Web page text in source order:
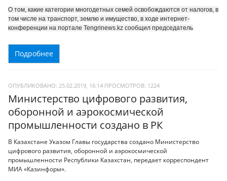
О том, какие категории многодетных семей освобождаются от налогов, в
том числе на транспорт, землю и имущество, в ходе интернет-
конференции на портале Tengrinews.kz сообщил председатель
Подробнее
ОПУБЛИКОВАНО: 25.02.2019, 16:14 ПРОСМОТРОВ: 1224
Министерство цифрового развития,
оборонной и аэрокосмической
промышленности создано в РК
В Казахстане Указом Главы государства создано Министерство
цифрового развития, оборонной и аэрокосмической
промышленности Республики Казахстан, передает корреспондент
МИА «Казинформ».